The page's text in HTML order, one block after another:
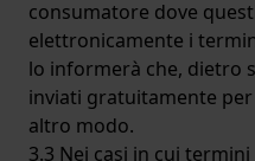
consumatore dove
elettronicamente i
lo informerà che, dietro
inviati gratuitamente
altro modo.
3.3 Nei casi in cui